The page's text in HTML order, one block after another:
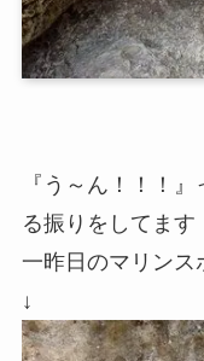
『う～ん！！！
る振りをしてます
一昨日のマリンス
↓